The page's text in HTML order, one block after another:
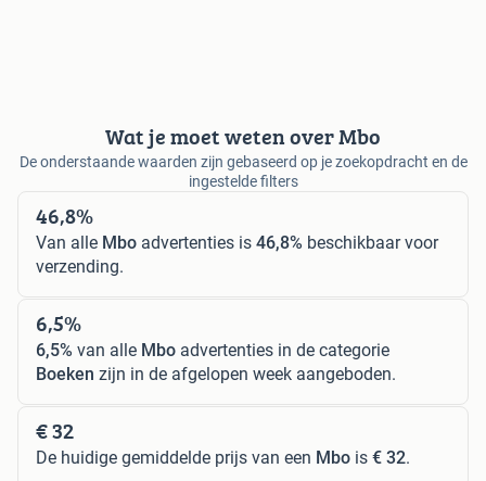
Wat je moet weten over Mbo
De onderstaande waarden zijn gebaseerd op je zoekopdracht en de
ingestelde filters
46,8%
Van alle Mbo advertenties is 46,8% beschikbaar voor
verzending.
6,5%
6,5% van alle Mbo advertenties in de categorie
Boeken zijn in de afgelopen week aangeboden.
€ 32
De huidige gemiddelde prijs van een Mbo is € 32.